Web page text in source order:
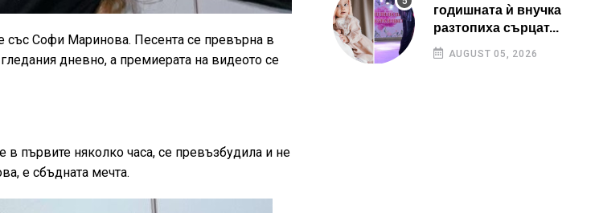
със Софи Маринова. Песента се превърна в
дневно, а премиерата на видеото се
първите няколко часа, се превъзбудила и не
е сбъдната мечта.
годишната ѝ внучка
разтопиха сърцат...
AUGUST 05, 2026